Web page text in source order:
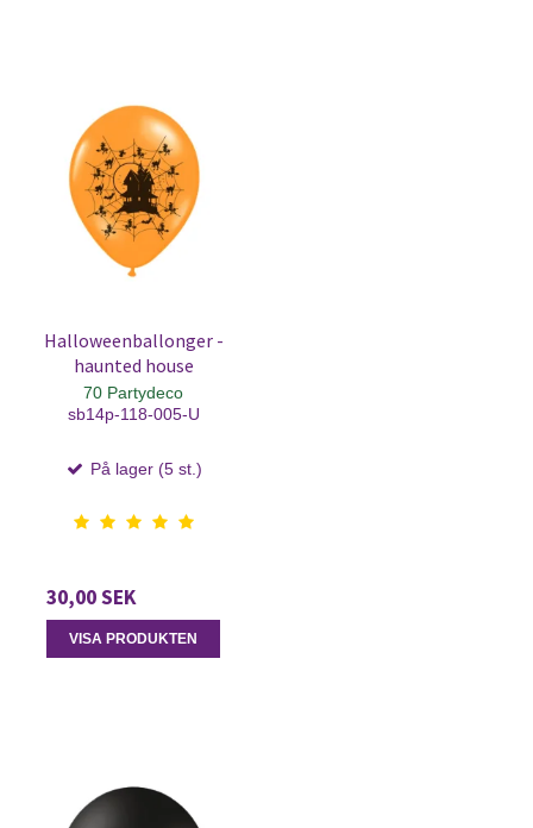
Halloweenballonger -
haunted house
70 Partydeco
sb14p-118-005-U
På lager (5 st.)
30,00 SEK
VISA PRODUKTEN